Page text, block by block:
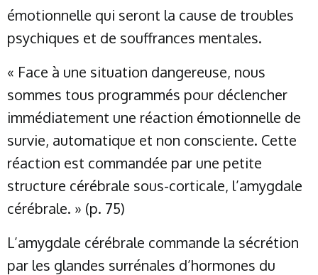
émotionnelle qui seront la cause de troubles
psychiques et de souffrances mentales.
« Face à une situation dangereuse, nous
sommes tous programmés pour déclencher
immédiatement une réaction émotionnelle de
survie, automatique et non consciente. Cette
réaction est commandée par une petite
structure cérébrale sous-corticale, l’amygdale
cérébrale. » (p. 75)
L’amygdale cérébrale commande la sécrétion
par les glandes surrénales d’hormones du